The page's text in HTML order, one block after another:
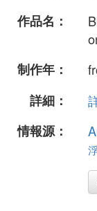
作品名：
制作年：
詳細：
情報源：